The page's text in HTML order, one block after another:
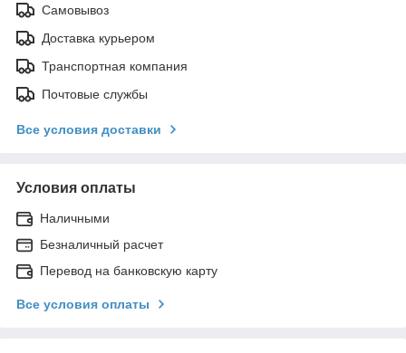
Самовывоз
Доставка курьером
Транспортная компания
Почтовые службы
Все условия доставки
Условия оплаты
Наличными
Безналичный расчет
Перевод на банковскую карту
Все условия оплаты